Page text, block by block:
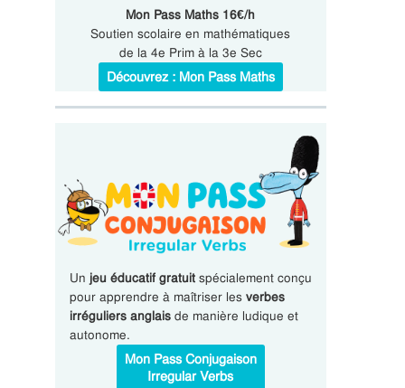
Mon Pass Maths 16€/h
Soutien scolaire en mathématiques
de la 4e Prim à la 3e Sec
Découvrez : Mon Pass Maths
Un jeu éducatif gratuitspécialement conçu
pour apprendre à maîtriser les verbes
irréguliers anglaisde manière ludique et
autonome.
Mon Pass Conjugaison
Irregular Verbs